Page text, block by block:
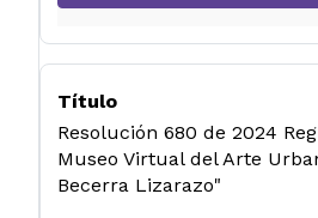
Resolución 680 de 2024
Museo Virtual del Arte
Becerra Lizarazo"